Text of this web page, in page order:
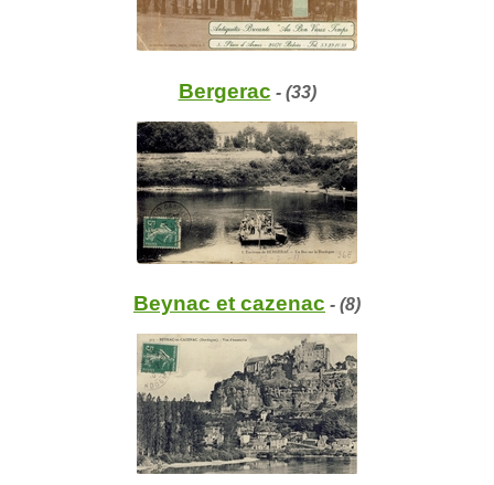
Bergerac - (33)
Beynac et cazenac - (8)